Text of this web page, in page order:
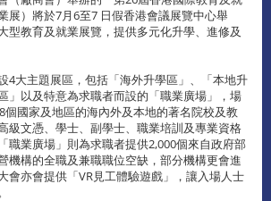
展）將於7月6至7 日假香港會議展覽中心舉
型教育及就業展覽，提供多元化升學、進修及
4大主題展區，包括「海外升學區」、「本地升
」以及特意為求職者而設的「職業廣場」，場
個國家及地區的海內外及本地的著名院校及教
級文憑、學士、副學士、職業培訓及專業資格
職業廣場」則為求職者提供2,000個來自政府部
機構的全職及兼職職位空缺，部分機構更會進
會亦會提供「VR見工體驗遊戲」，讓入場人士